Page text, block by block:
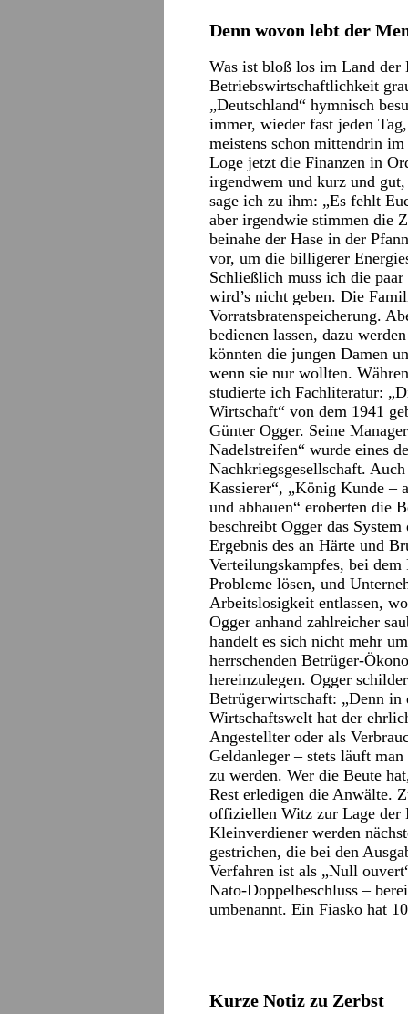
Denn wovon lebt der
Was ist bloß los im Land der
Betriebswirtschaftlichkeit
„Deutschland“ hymnisch
immer, wieder fast jeden
meistens schon mittendrin
Loge jetzt die Finanzen in
irgendwem und kurz und
sage ich zu ihm: „Es fehlt
aber irgendwie stimmen die
beinahe der Hase in der
vor, um die billigerer
Schließlich muss ich die
wird’s nicht geben. Die
Vorratsbratenspeicherung.
bedienen lassen, dazu
könnten die jungen Damen
wenn sie nur wollten.
studierte ich Fachliteratur:
Wirtschaft“ von dem 1941
Günter Ogger. Seine
Nadelstreifen“ wurde eines
Nachkriegsgesellschaft.
Kassierer“, „König Kunde –
und abhauen“ eroberten die
beschreibt Ogger das
Ergebnis des an Härte und
Verteilungskampfes, bei
Probleme lösen, und
Arbeitslosigkeit entlassen,
Ogger anhand zahlreicher
handelt es sich nicht mehr
herrschenden Betrüger-
hereinzulegen. Ogger
Betrügerwirtschaft: „Denn in
Wirtschaftswelt hat der
Angestellter oder als
Geldanleger – stets läuft
zu werden. Wer die Beute
Rest erledigen die Anwälte.
offiziellen Witz zur Lage der
Kleinverdiener werden
gestrichen, die bei den
Verfahren ist als „Null
Nato-Doppelbeschluss –
umbenannt. Ein Fiasko hat
Kurze Notiz zu Zerbst